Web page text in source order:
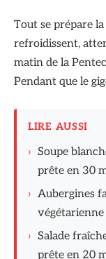
Tout se prépare
refroidissent,
matin de la
Pendant que le
LIRE AUSSI
› Soupe
prête en 30
› Aubergines
› Salade
prête en 20